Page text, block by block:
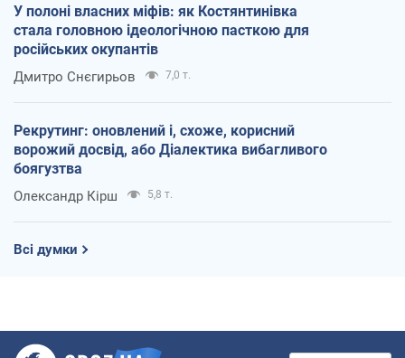
У полоні власних міфів: як Костянтинівка
стала головною ідеологічною пасткою для
російських окупантів
Дмитро Снєгирьов 7,0 т.
Рекрутинг: оновлений і, схоже, корисний
ворожий досвід, або Діалектика вибагливого
боягузтва
Олександр Кірш 5,8 т.
Всі думки